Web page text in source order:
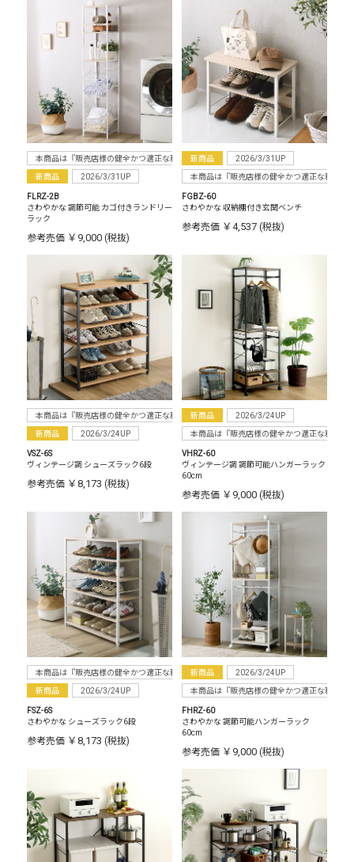
本商品は『販売店様の健全かつ適正な利益確保のため指定価格制度に準拠した販売』をお
新商品 2026/3/31UP
FLRZ-2B
さわやかな 調節可能 カゴ付きランドリー
ラック
参考売価 ￥9,000 (税抜)
新商品 2026/3/31UP
本商品は『販売店様の健全かつ適正な利益確
FGBZ-60
さわやかな 収納棚付き玄関ベンチ
参考売価 ￥4,537 (税抜)
本商品は『販売店様の健全かつ適正な利益確保のため指定価格制度に準拠した販売』をお
新商品 2026/3/24UP
VSZ-6S
ヴィンテージ調 シューズラック6段
参考売価 ￥8,173 (税抜)
新商品 2026/3/24UP
本商品は『販売店様の健全かつ適正な利益確
VHRZ-60
ヴィンテージ調 調節可能ハンガーラック
60cm
参考売価 ￥9,000 (税抜)
本商品は『販売店様の健全かつ適正な利益確保のため指定価格制度に準拠した販売』をお
新商品 2026/3/24UP
FSZ-6S
さわやかな シューズラック6段
参考売価 ￥8,173 (税抜)
新商品 2026/3/24UP
本商品は『販売店様の健全かつ適正な利益確
FHRZ-60
さわやかな 調節可能ハンガーラック
60cm
参考売価 ￥9,000 (税抜)